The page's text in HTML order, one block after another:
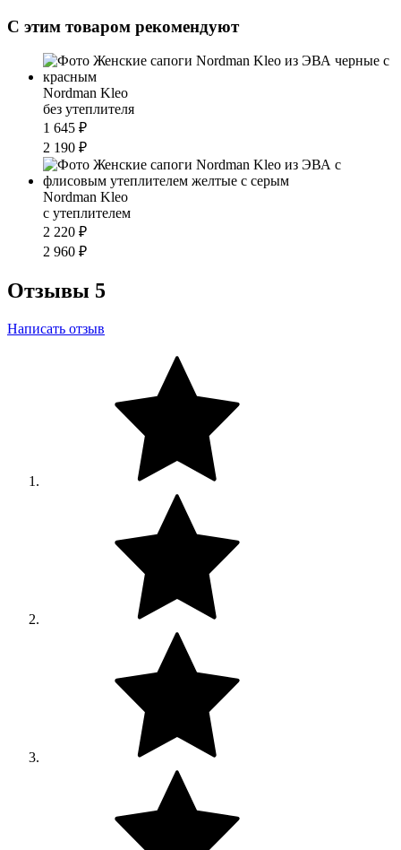
С этим товаром рекомендуют
Nordman Kleo
без утеплителя
1 645 ₽
2 190 ₽
Nordman Kleo
с утеплителем
2 220 ₽
2 960 ₽
Отзывы 5
Написать отзыв